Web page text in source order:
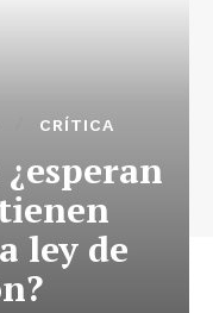
CRÍTICA
ley de